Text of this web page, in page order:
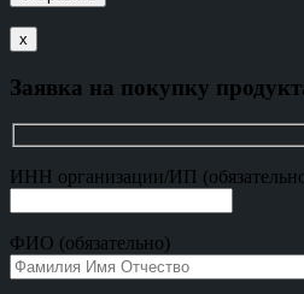
х
Заявка на покупку
ИНН организации/ИП
ФИО (обязательно)